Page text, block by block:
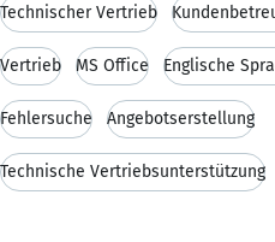
Technischer Vertrieb
Vertrieb MS Office Englische
Fehlersuche Angebotserstellung
Technische Vertriebsunterstützung